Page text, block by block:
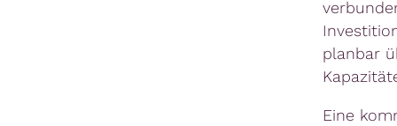
planbar
Eine